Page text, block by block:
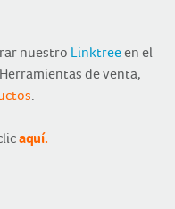
nuestro Linktreeen el
de venta,
.
aquí.